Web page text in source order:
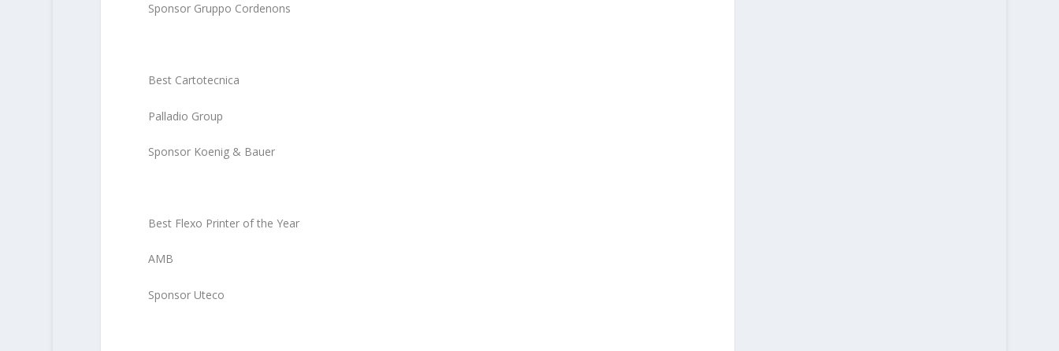
Sponsor Gruppo Cordenons
Best Cartotecnica
Palladio Group
Sponsor Koenig & Bauer
Best Flexo Printer of the Year
AMB
Sponsor Uteco